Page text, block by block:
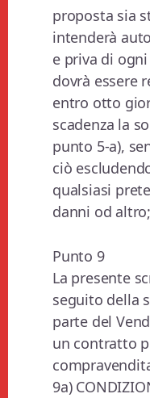
proposta sia
intenderà
e priva di
dovrà essere
entro otto
scadenza la
punto 5-a),
ciò
qualsiasi
danni od altro;
Punto 9
La presente
seguito della
parte del
un contratto
9a)